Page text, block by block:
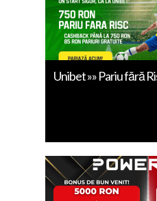
Unibet »» Pariu fără